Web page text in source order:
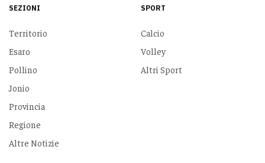
SEZIONI
Territorio
Esaro
Pollino
Jonio
Provincia
Regione
Altre Notizie
SPORT
Calcio
Volley
Altri Sport